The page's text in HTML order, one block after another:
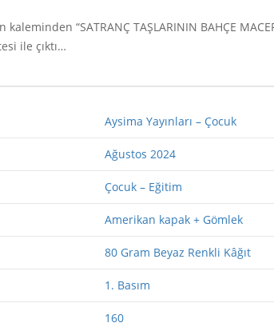
kaleminden “SATRANÇ TAŞLARININ BAHÇE
ile çıktı…
Aysima Yayınları – Çocuk
Ağustos 2024
Çocuk – Eğitim
Amerikan kapak + Gömlek
80 Gram Beyaz Renkli Kâğıt
1. Basım
160